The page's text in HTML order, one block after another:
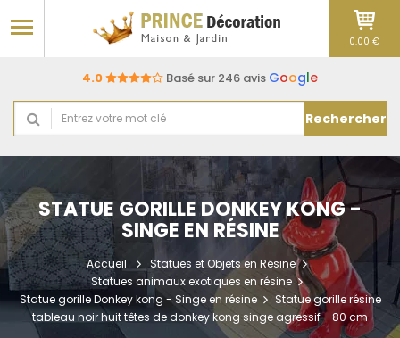
4.0 Basé sur 246 avis Google
Rechercher
0.00 €
STATUE GORILLE DONKEY KONG -
SINGE EN RÉSINE
Accueil
Statues et Objets en Résine
Statues animaux exotiques en résine
Statue gorille Donkey kong - Singe en résine
Statue gorille résine
tableau noir huit têtes de donkey kong singe agressif - 80 cm